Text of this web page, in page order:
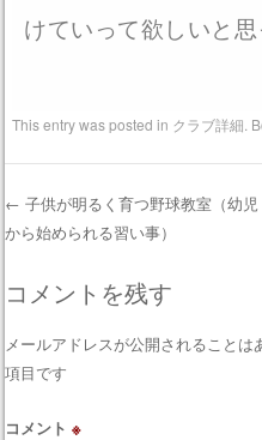
けていって欲しいと思
This entry was posted in クラブ詳細 .
Post navigation
← 子供が明るく育つ野球教室（幼児
から始められる習い事）
コメントを残す
メールアドレスが公開されることは
項目です
コメント※